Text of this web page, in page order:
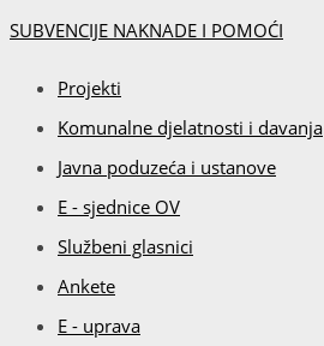
SUBVENCIJE NAKNADE I POMOĆI
Projekti
Komunalne djelatnosti i davanja
Javna poduzeća i ustanove
E - sjednice OV
Službeni glasnici
Ankete
E - uprava